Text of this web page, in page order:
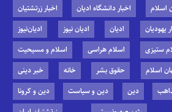
اسلام اخبار دانشگاه ادیان
اخبار زرتشتیان
یهودیان ادیان ادیان نیوز
ادیان‌نیوز
ستیزی اسلام هراسی
اسلام و مسیحیت
اسلام حقوق بشر خانه
خبر دینی
دین دین و سیاست
دین و کرونا